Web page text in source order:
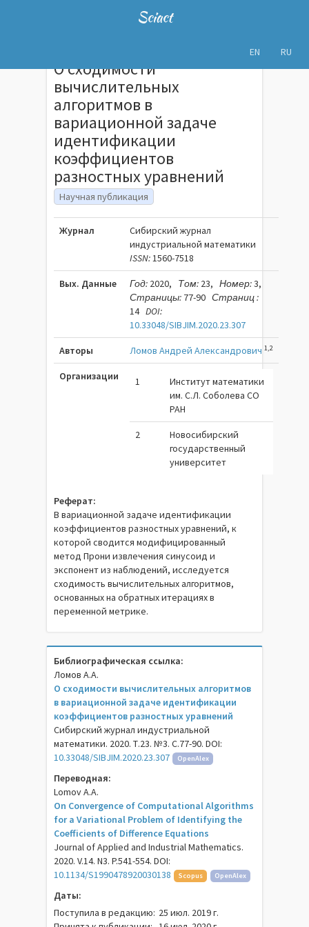
Sciact
EN RU
О сходимости
вычислительных
алгоритмов в
вариационной задаче
идентификации
коэффициентов
разностных уравнений
Научная публикация
Журнал
Сибирский журнал
индустриальной математики
ISSN:1560-7518
Вых. Данные Год: 2020, Том: 23, Номер:3,
Страницы: 77-90 Страниц :
14 DOI:
10.33048/SIBJIM.2020.23.307
Авторы Ломов Андрей Александрович 1,2
Организации 1
Институт математики
им. С.Л. Соболева СО
РАН
2
Новосибирский
государственный
университет
Реферат:
В вариационной задаче идентификации
коэффициентов разностных уравнений, к
которой сводится модифицированный
метод Прони извлечения синусоид и
экспонент из наблюдений, исследуется
сходимость вычислительных алгоритмов,
основанных на обратных итерациях в
переменной метрике.
Библиографическая ссылка:
Ломов А.А.
О сходимости вычислительных алгоритмов
в вариационной задаче идентификации
коэффициентов разностных уравнений
Сибирский журнал индустриальной
математики. 2020. Т.23. №3. С.77-90. DOI:
10.33048/SIBJIM.2020.23.307
OpenAlex
Переводная:
Lomov A.A.
On Convergence of Computational Algorithms
for a Variational Problem of Identifying the
Coefficients of Difference Equations
Journal of Applied and Industrial Mathematics.
2020. V.14. N3. P.541-554. DOI:
10.1134/S1990478920030138
Scopus OpenAlex
Даты:
Поступила в редакцию: 25 июл. 2019 г.